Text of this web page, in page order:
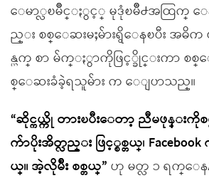
ေမာ္လၿမိဳင္ႏွင့္ မုဒုံၿမိဳ႕အထြက္ ေန
ည္း စစ္ေဆးမႈမ်ားရွိေနၿပီး အဓိ
န္ယက္ စာ မ်က္ႏွာကိုဖြင့္ခိုင္းကာ စ
စ္ေဆးခံခဲ့ရသူမ်ား က ေျပာသည္။
“ဆိုင္ကယ္ကို တားၿပီးေတာ့ ညီမဖုန္းကိုစ
က်ာပိုးအိတ္လည္း ဖြင့္စစ္တယ္၊
ယ္။ အဲ့လိုမ်ိဳး စစ္တယ္” ဟု မတ္လ ၁ ရက္ေ